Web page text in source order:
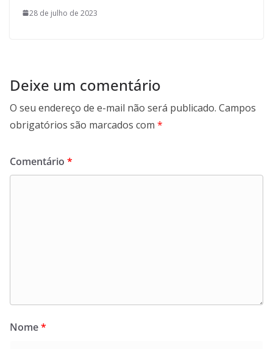
28 de julho de 2023
Deixe um comentário
O seu endereço de e-mail não será publicado. Campos
obrigatórios são marcados com *
Comentário *
Nome*